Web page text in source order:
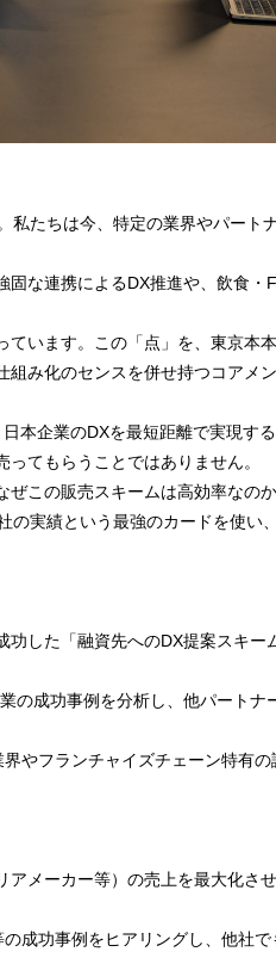
私たちは今、特定の業界やパート
な連携によるDX推進や、飲食
います。この「点」を、東京本
み化のセンスを併せ持つコアメ
本企業のDXを最短距離で実現する
てもらうことではありません。
ぜこの販売スキームは高効率なの
実績という最強のカードを使い
功した「融資先へのDX提案スキ
の成功事例を分析し、他パート
やフランチャイズチェーン特有
メーカー等）の売上を最大化さ
成功事例をヒアリングし、他社